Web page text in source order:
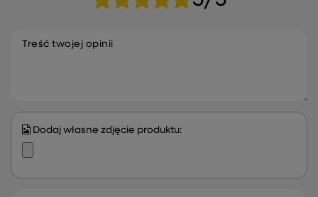
Treść twojej opinii
Dodaj własne zdjęcie produktu: